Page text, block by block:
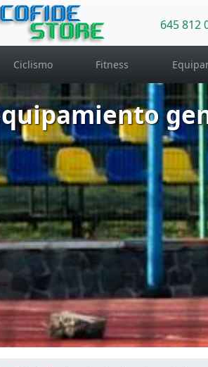
STORE
645 812
Ciclismo Fitness